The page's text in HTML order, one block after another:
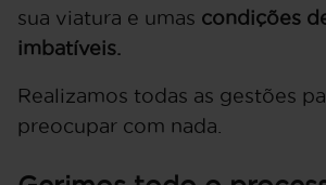
sua viatura e umas condições
imbatíveis.
Realizamos todas as gestões
preocupar com nada.